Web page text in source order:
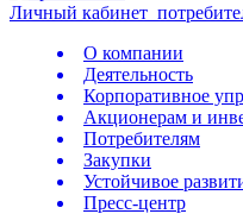
Личный кабинет
О компании
Деятельность
Корпоративное
Акционерам и
Потребителям
Закупки
Устойчивое
Пресс-центр